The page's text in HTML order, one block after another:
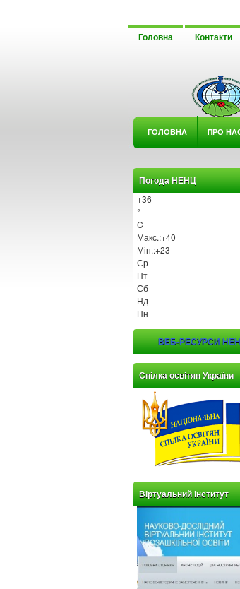
Головна Контакти
ГОЛОВНА ΠРО
Погода НЕНЦ
+36
°
C
Макс.:+40
Мін.:+23
Ср
Пт
Сб
Нд
Пн
ВЕБ-РЕСУРСИ
Спілка освітян України
Віртуальний інститут